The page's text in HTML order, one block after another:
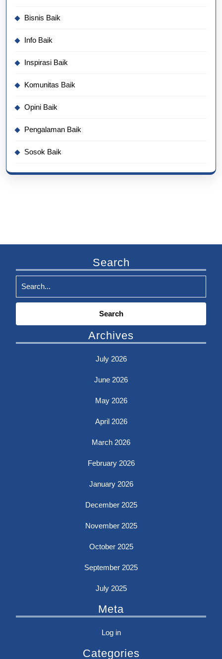
Bisnis Baik
Info Baik
Inspirasi Baik
Komunitas Baik
Opini Baik
Pengalaman Baik
Sosok Baik
Search
Search
Archives
July 2026
June 2026
May 2026
April 2026
March 2026
February 2026
January 2026
December 2025
November 2025
October 2025
September 2025
July 2025
Meta
Log in
Categories